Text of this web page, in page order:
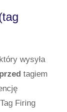
wysyła
przed tagiem
Firing